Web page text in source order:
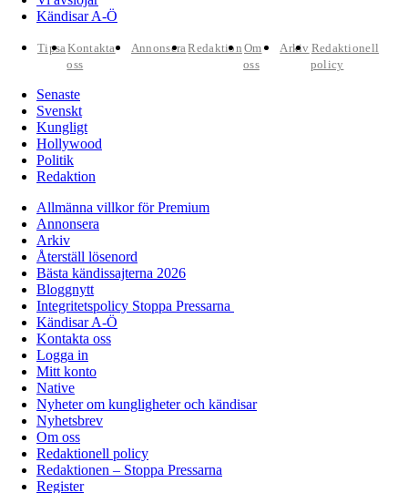
Kändisar A-Ö
TipsaKontakta
oss
AnnonseraRedaktion Om
oss
Arkiv Redaktionell
policy
Senaste
Svenskt
Kungligt
Hollywood
Politik
Redaktion
Allmänna villkor för Premium
Annonsera
Arkiv
Återställ lösenord
Bästa kändissajterna 2026
Bloggnytt
Integritetspolicy Stoppa Pressarna
Kändisar A-Ö
Kontakta oss
Logga in
Mitt konto
Native
Nyheter om kungligheter och kändisar
Nyhetsbrev
Om oss
Redaktionell policy
Redaktionen – Stoppa Pressarna
Register